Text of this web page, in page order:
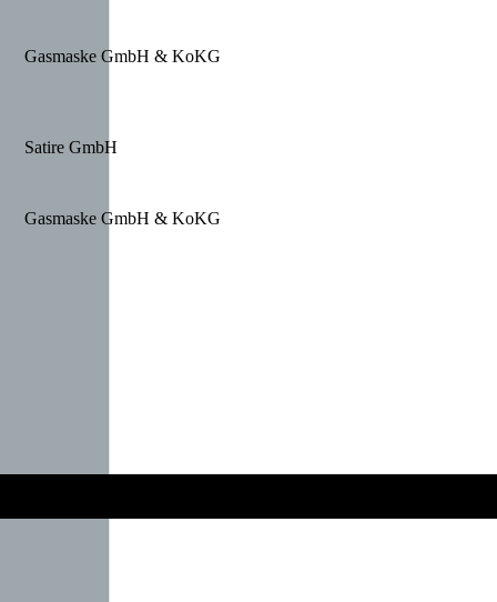
Gasmaske GmbH & KoKG
Satire GmbH
Gasmaske GmbH & KoKG